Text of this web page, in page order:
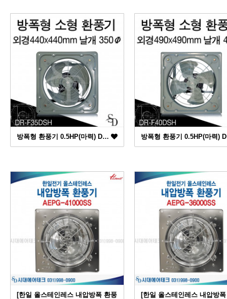
방폭형 환풍기 0.5HP(마력) D… 방폭형 환풍기 0.5HP(마력)
[한일 올스테인레스 내압방폭 환풍
[한일 올스테인레스 내압방